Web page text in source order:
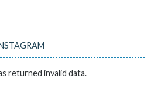
returned invalid data.